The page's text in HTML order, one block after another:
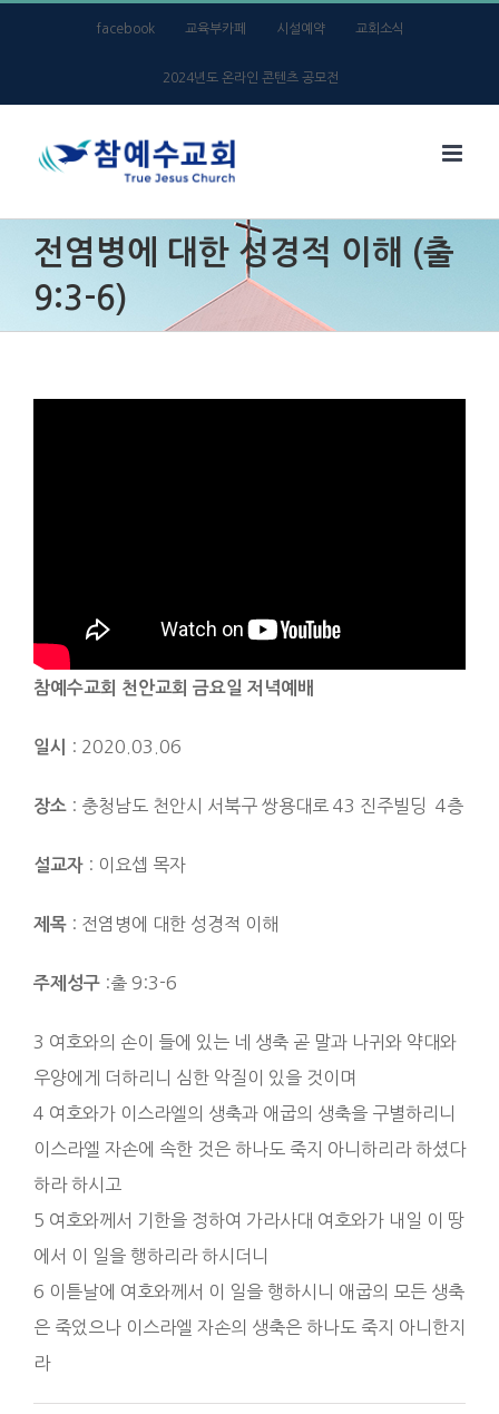
facebook 교육부카페 시설예약 교회소식
2024년도 온라인 콘텐츠 공모전
전염병에 대한 성경적 이해 (출
9:3-6)
참예수교회 천안교회 금요일 저녁예배
일시 : 2020.03.06
장소 : 충청남도 천안시 서북구 쌍용대로 43 진주빌딩 4층
설교자 : 이요셉 목자
제목 : 전염병에 대한 성경적 이해
주제성구 :출 9:3-6
3 여호와의 손이 들에 있는 네 생축 곧 말과 나귀와 약대와
우양에게 더하리니 심한 악질이 있을 것이며
4 여호와가 이스라엘의 생축과 애굽의 생축을 구별하리니
이스라엘 자손에 속한 것은 하나도 죽지 아니하리라 하셨다
하라 하시고
5 여호와께서 기한을 정하여 가라사대 여호와가 내일 이 땅
에서 이 일을 행하리라 하시더니
6 이튿날에 여호와께서 이 일을 행하시니 애굽의 모든 생축
은 죽었으나 이스라엘 자손의 생축은 하나도 죽지 아니한지
라